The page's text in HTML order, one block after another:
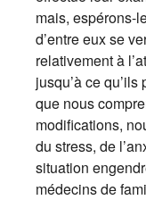
mais, espérons-
d’entre eux se
relativement à
jusqu’à ce
que nous
modifications,
du stress, de
situation
médecins de